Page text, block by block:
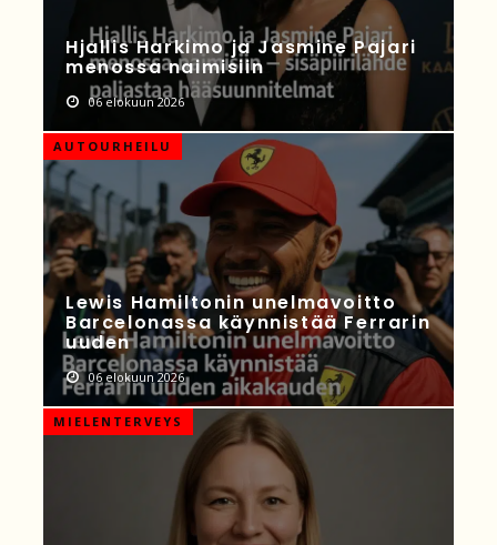
Hjallis Harkimo ja Jasmine Pajari
menossa naimisiin
06 elokuun 2026
AUTOURHEILU
Lewis Hamiltonin unelmavoitto
Barcelonassa käynnistää Ferrarin
uuden
06 elokuun 2026
MIELENTERVEYS